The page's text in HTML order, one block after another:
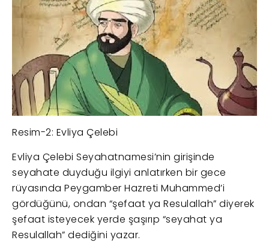
Resim-2: Evliya Çelebi
Evliya Çelebi Seyahatnamesi’nin girişinde
seyahate duyduğu ilgiyi anlatırken bir gece
rüyasında Peygamber Hazreti Muhammed’i
gördüğünü, ondan “şefaat ya Resulallah” diyerek
şefaat isteyecek yerde şaşırıp “seyahat ya
Resulallah” dediğini yazar.